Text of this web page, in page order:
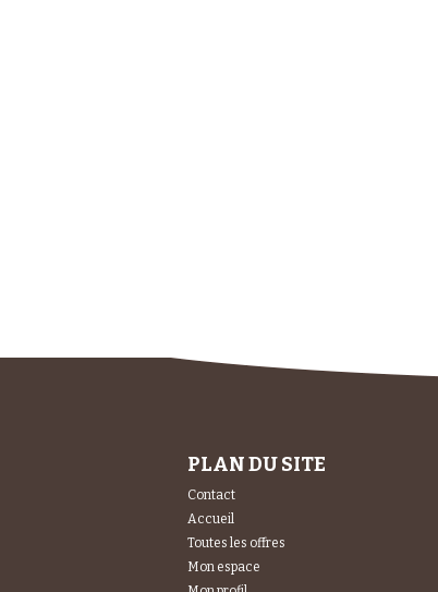
PLAN DU SITE
Contact
Accueil
Toutes les offres
Mon espace